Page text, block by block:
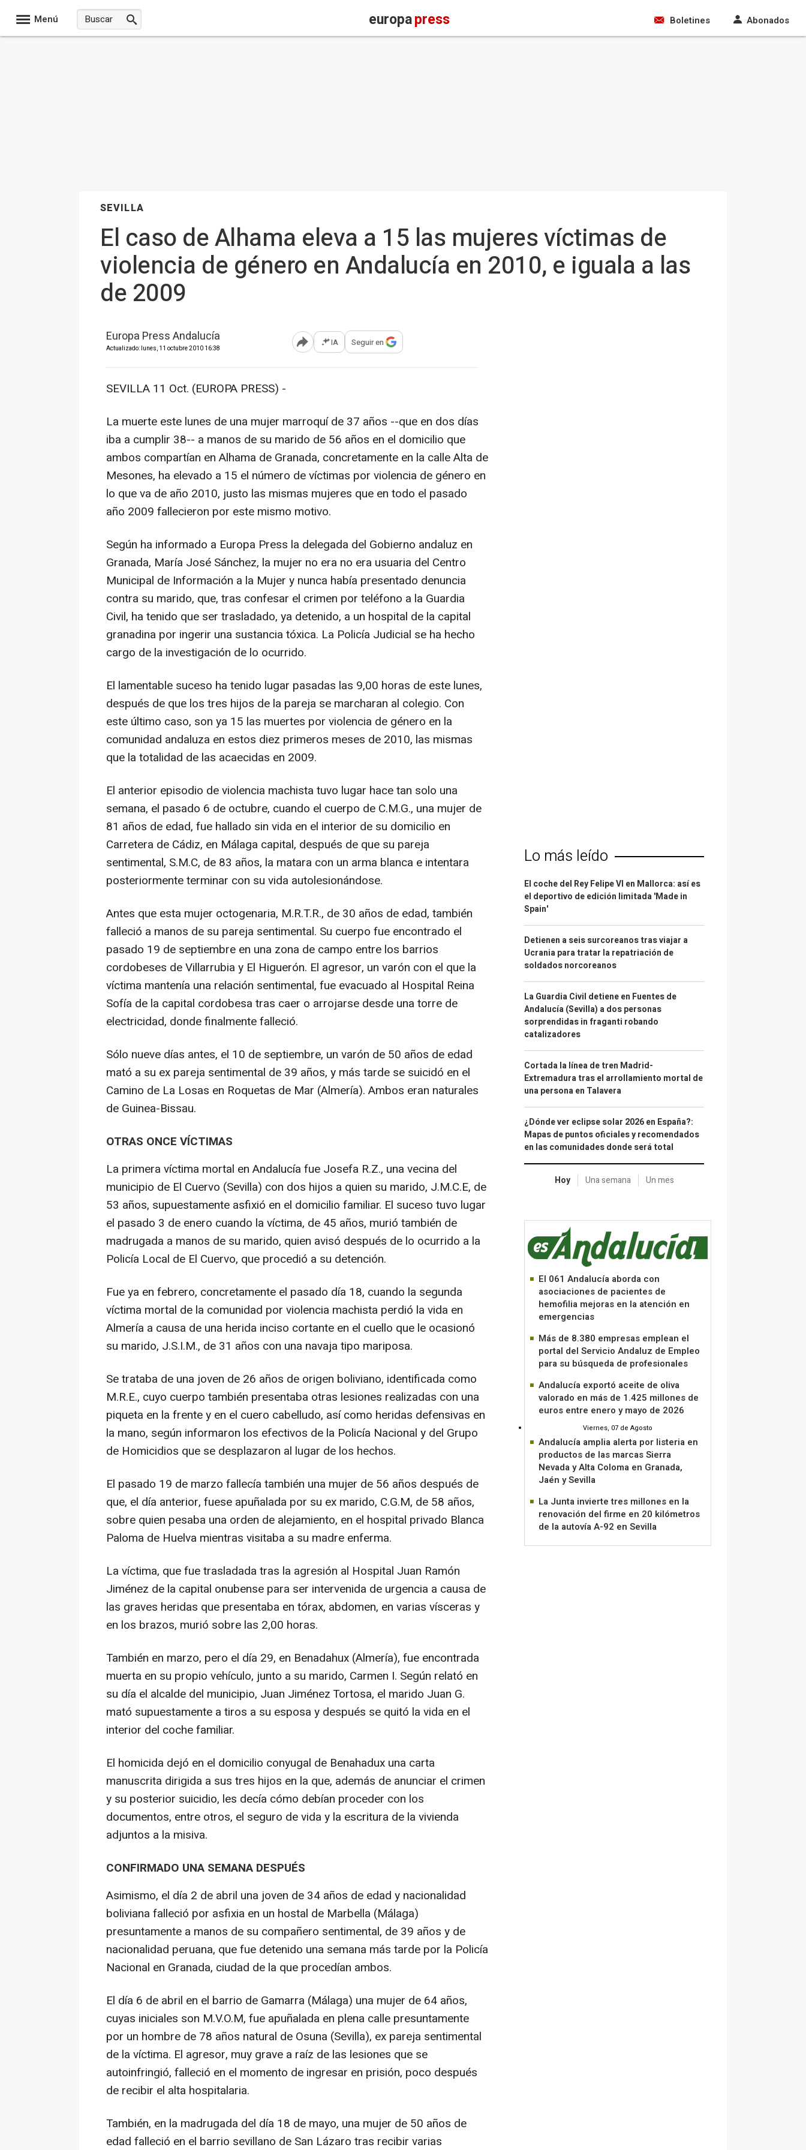
Menú europapress Boletines Abonados
SEVILLA
El caso de Alhama eleva a 15 las mujeres víctimas de
violencia de género en Andalucía en 2010, e iguala a las
de 2009
Europa Press Andalucía
Actualizado: lunes, 11 octubre 2010 16:38 Abrir opciones para compartir
IA Seguir en
SEVILLA 11 Oct. (EUROPA PRESS) -
La muerte este lunes de una mujer marroquí de 37 años --que en dos días
iba a cumplir 38-- a manos de su marido de 56 años en el domicilio que
ambos compartían en Alhama de Granada, concretamente en la calle Alta de
Mesones, ha elevado a 15 el número de víctimas por violencia de género en
lo que va de año 2010, justo las mismas mujeres que en todo el pasado
año 2009 fallecieron por este mismo motivo.
Según ha informado a Europa Press la delegada del Gobierno andaluz en
Granada, María José Sánchez, la mujer no era no era usuaria del Centro
Municipal de Información a la Mujer y nunca había presentado denuncia
contra su marido, que, tras confesar el crimen por teléfono a la Guardia
Civil, ha tenido que ser trasladado, ya detenido, a un hospital de la capital
granadina por ingerir una sustancia tóxica. La Policía Judicial se ha hecho
cargo de la investigación de lo ocurrido.
El lamentable suceso ha tenido lugar pasadas las 9,00 horas de este lunes,
después de que los tres hijos de la pareja se marcharan al colegio. Con
este último caso, son ya 15 las muertes por violencia de género en la
comunidad andaluza en estos diez primeros meses de 2010, las mismas
que la totalidad de las acaecidas en 2009.
El anterior episodio de violencia machista tuvo lugar hace tan solo una
semana, el pasado 6 de octubre, cuando el cuerpo de C.M.G., una mujer de
81 años de edad, fue hallado sin vida en el interior de su domicilio en
Carretera de Cádiz, en Málaga capital, después de que su pareja
sentimental, S.M.C, de 83 años, la matara con un arma blanca e intentara
posteriormente terminar con su vida autolesionándose.
Antes que esta mujer octogenaria, M.R.T.R., de 30 años de edad, también
falleció a manos de su pareja sentimental. Su cuerpo fue encontrado el
pasado 19 de septiembre en una zona de campo entre los barrios
cordobeses de Villarrubia y El Higuerón. El agresor, un varón con el que la
víctima mantenía una relación sentimental, fue evacuado al Hospital Reina
Sofía de la capital cordobesa tras caer o arrojarse desde una torre de
electricidad, donde finalmente falleció.
Sólo nueve días antes, el 10 de septiembre, un varón de 50 años de edad
mató a su ex pareja sentimental de 39 años, y más tarde se suicidó en el
Camino de La Losas en Roquetas de Mar (Almería). Ambos eran naturales
de Guinea-Bissau.
OTRAS ONCE VÍCTIMAS
La primera víctima mortal en Andalucía fue Josefa R.Z., una vecina del
municipio de El Cuervo (Sevilla) con dos hijos a quien su marido, J.M.C.E, de
53 años, supuestamente asfixió en el domicilio familiar. El suceso tuvo lugar
el pasado 3 de enero cuando la víctima, de 45 años, murió también de
madrugada a manos de su marido, quien avisó después de lo ocurrido a la
Policía Local de El Cuervo, que procedió a su detención.
Fue ya en febrero, concretamente el pasado día 18, cuando la segunda
víctima mortal de la comunidad por violencia machista perdió la vida en
Almería a causa de una herida inciso cortante en el cuello que le ocasionó
su marido, J.S.I.M., de 31 años con una navaja tipo mariposa.
Se trataba de una joven de 26 años de origen boliviano, identificada como
M.R.E., cuyo cuerpo también presentaba otras lesiones realizadas con una
piqueta en la frente y en el cuero cabelludo, así como heridas defensivas en
la mano, según informaron los efectivos de la Policía Nacional y del Grupo
de Homicidios que se desplazaron al lugar de los hechos.
El pasado 19 de marzo fallecía también una mujer de 56 años después de
que, el día anterior, fuese apuñalada por su ex marido, C.G.M, de 58 años,
sobre quien pesaba una orden de alejamiento, en el hospital privado Blanca
Paloma de Huelva mientras visitaba a su madre enferma.
La víctima, que fue trasladada tras la agresión al Hospital Juan Ramón
Jiménez de la capital onubense para ser intervenida de urgencia a causa de
las graves heridas que presentaba en tórax, abdomen, en varias vísceras y
en los brazos, murió sobre las 2,00 horas.
También en marzo, pero el día 29, en Benadahux (Almería), fue encontrada
muerta en su propio vehículo, junto a su marido, Carmen I. Según relató en
su día el alcalde del municipio, Juan Jiménez Tortosa, el marido Juan G.
mató supuestamente a tiros a su esposa y después se quitó la vida en el
interior del coche familiar.
El homicida dejó en el domicilio conyugal de Benahadux una carta
manuscrita dirigida a sus tres hijos en la que, además de anunciar el crimen
y su posterior suicidio, les decía cómo debían proceder con los
documentos, entre otros, el seguro de vida y la escritura de la vivienda
adjuntos a la misiva.
CONFIRMADO UNA SEMANA DESPUÉS
Asimismo, el día 2 de abril una joven de 34 años de edad y nacionalidad
boliviana falleció por asfixia en un hostal de Marbella (Málaga)
presuntamente a manos de su compañero sentimental, de 39 años y de
nacionalidad peruana, que fue detenido una semana más tarde por la Policía
Nacional en Granada, ciudad de la que procedían ambos.
El día 6 de abril en el barrio de Gamarra (Málaga) una mujer de 64 años,
cuyas iniciales son M.V.O.M, fue apuñalada en plena calle presuntamente
por un hombre de 78 años natural de Osuna (Sevilla), ex pareja sentimental
de la víctima. El agresor, muy grave a raíz de las lesiones que se
autoinfringió, falleció en el momento de ingresar en prisión, poco después
de recibir el alta hospitalaria.
También, en la madrugada del día 18 de mayo, una mujer de 50 años de
edad falleció en el barrio sevillano de San Lázaro tras recibir varias
Lo más leído
El coche del Rey Felipe VI en Mallorca: así es
el deportivo de edición limitada 'Made in
Spain'
Detienen a seis surcoreanos tras viajar a
Ucrania para tratar la repatriación de
soldados norcoreanos
La Guardia Civil detiene en Fuentes de
Andalucía (Sevilla) a dos personas
sorprendidas in fraganti robando
catalizadores
Cortada la línea de tren Madrid-
Extremadura tras el arrollamiento mortal de
una persona en Talavera
¿Dónde ver eclipse solar 2026 en España?:
Mapas de puntos oficiales y recomendados
en las comunidades donde será total
Hoy Una semana Un mes
El 061 Andalucía aborda con
asociaciones de pacientes de
hemofilia mejoras en la atención en
emergencias
Más de 8.380 empresas emplean el
portal del Servicio Andaluz de Empleo
para su búsqueda de profesionales
Andalucía exportó aceite de oliva
valorado en más de 1.425 millones de
euros entre enero y mayo de 2026
Viernes, 07 de Agosto
Andalucía amplia alerta por listeria en
productos de las marcas Sierra
Nevada y Alta Coloma en Granada,
Jaén y Sevilla
La Junta invierte tres millones en la
renovación del firme en 20 kilómetros
de la autovía A-92 en Sevilla